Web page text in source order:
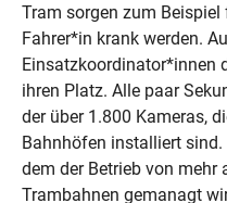
Tram sorgen zum
Fahrer*in krank werden.
Einsatzkoordinator*innen
ihren Platz. Alle paar
der über 1.800 Kameras,
Bahnhöfen installiert
dem der Betrieb von mehr
Trambahnen gemanagt